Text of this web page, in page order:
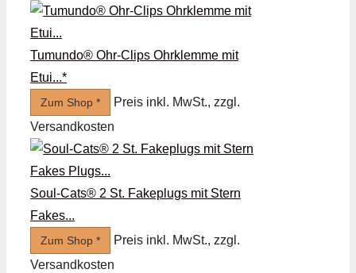
Tumundo® Ohr-Clips Ohrklemme mit
Etui...*
Zum Shop *
Preis inkl. MwSt., zzgl.
Versandkosten
Soul-Cats® 2 St. Fakeplugs mit Stern
Fakes...
Zum Shop *
Preis inkl. MwSt., zzgl.
Versandkosten